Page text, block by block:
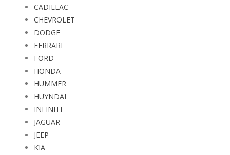
CADILLAC
CHEVROLET
DODGE
FERRARI
FORD
HONDA
HUMMER
HUYNDAI
INFINITI
JAGUAR
JEEP
KIA